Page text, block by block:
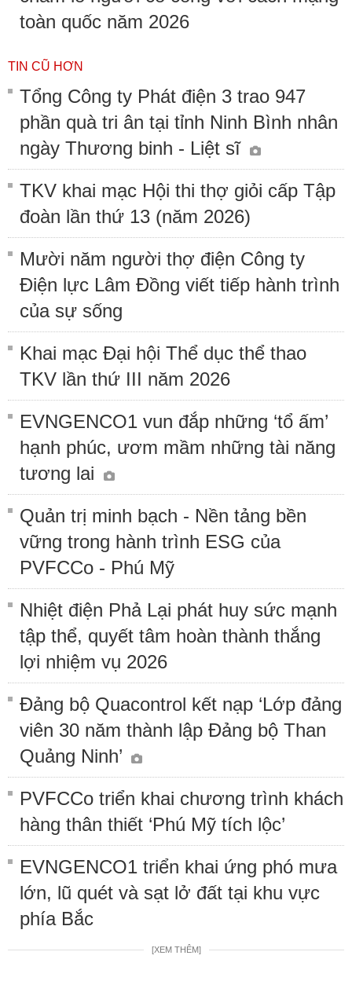
toàn quốc năm 2026
TIN CŨ HƠN
Tổng Công ty Phát điện 3 trao 947
phần quà tri ân tại tỉnh Ninh Bình nhân
ngày Thương binh - Liệt sĩ
TKV khai mạc Hội thi thợ giỏi cấp Tập
đoàn lần thứ 13 (năm 2026)
Mười năm người thợ điện Công ty
Điện lực Lâm Đồng viết tiếp hành trình
của sự sống
Khai mạc Đại hội Thể dục thể thao
TKV lần thứ III năm 2026
EVNGENCO1 vun đắp những ‘tổ ấm’
hạnh phúc, ươm mầm những tài năng
tương lai
Quản trị minh bạch - Nền tảng bền
vững trong hành trình ESG của
PVFCCo - Phú Mỹ
Nhiệt điện Phả Lại phát huy sức mạnh
tập thể, quyết tâm hoàn thành thắng
lợi nhiệm vụ 2026
Đảng bộ Quacontrol kết nạp ‘Lớp đảng
viên 30 năm thành lập Đảng bộ Than
Quảng Ninh’
PVFCCo triển khai chương trình khách
hàng thân thiết ‘Phú Mỹ tích lộc’
EVNGENCO1 triển khai ứng phó mưa
lớn, lũ quét và sạt lở đất tại khu vực
phía Bắc
[XEM THÊM]